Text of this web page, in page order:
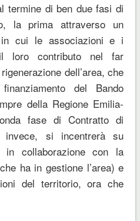
termine di ben due fasi di
la prima attraverso un
in cui le associazioni e i
loro contributo nel far
dell’area, che
del Bando
della Regione Emilia-
fase di Contratto di
invece, si incentrerà su
in collaborazione con la
ha in gestione l’area) e
del territorio, ora che